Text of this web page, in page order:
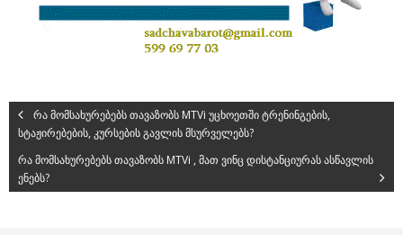
რა მომსახურებებს თავაზობს MTVi უცხოეთში ტრენინგების,
სტაჟირებების, კურსების გავლის მსურველებს?
რა მომსახურებებს თავაზობს MTVi , მათ ვინც დისტანციურას ასწავლის
ენებს?